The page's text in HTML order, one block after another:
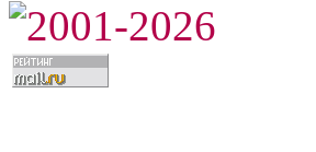
2001-2026